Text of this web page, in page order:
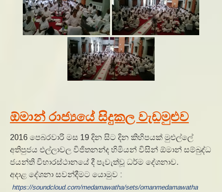
ඕමාන් රාජ්‍යයේ සිදුකල වැඩමුළුව
2016 පෙබරවාරි මස 19 දින සිට දින කිහිපයක් මුළුල්ලේ
අතිපුජය එල්ලාවල විජිතනන්ද හිමියන් විසින් ඕමාන් සම්බුද්ධ
ජයන්ති විහාරස්ථානයේ දී පැවැත්වූ ධර්ම දේශනාව.
අදාළ දේශනා සවන්දීමට යොමුව :
https://soundcloud.com/medamawatha/sets/omanmedamawatha